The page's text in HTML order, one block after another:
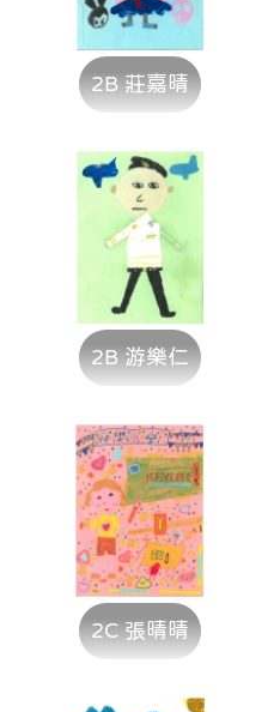
2B 莊嘉晴
2B 游樂仁
2C 張晴晴